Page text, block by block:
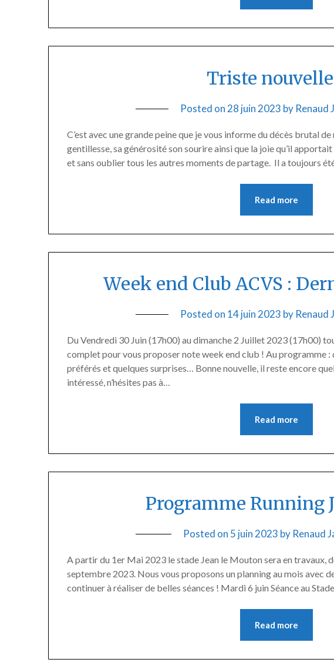
Triste
Posted on 28 juin 2023 by Renaud
C’est avec une grande peine que je vous informe du décès brutal
gentillesse, sa générosité son sourire ainsi que la joie qu’il
et sans oublier tous les autres moments de partage. Il a toujours
Read more
Week end Club ACVS :
Posted on 14 juin 2023 by Renaud
Du Vendredi 30 Juin (17h00) au dimanche 2 Juillet 2023 (17h00)
complet pour vous proposer note week end club ! Au programme
préférés et quelques surprises… Bonne nouvelle, il reste encore
intéressé, n’hésites pas à…
Read more
Programme Running
Posted on 5 juin 2023 by Renaud
A partir du 1er Mai 2023 le stade Jean le Mouton sera en travaux,
septembre 2023. Nous vous proposons un planning au mois avec
continuer à réaliser de belles séances ! Mardi 6 juin Séance au
Read more